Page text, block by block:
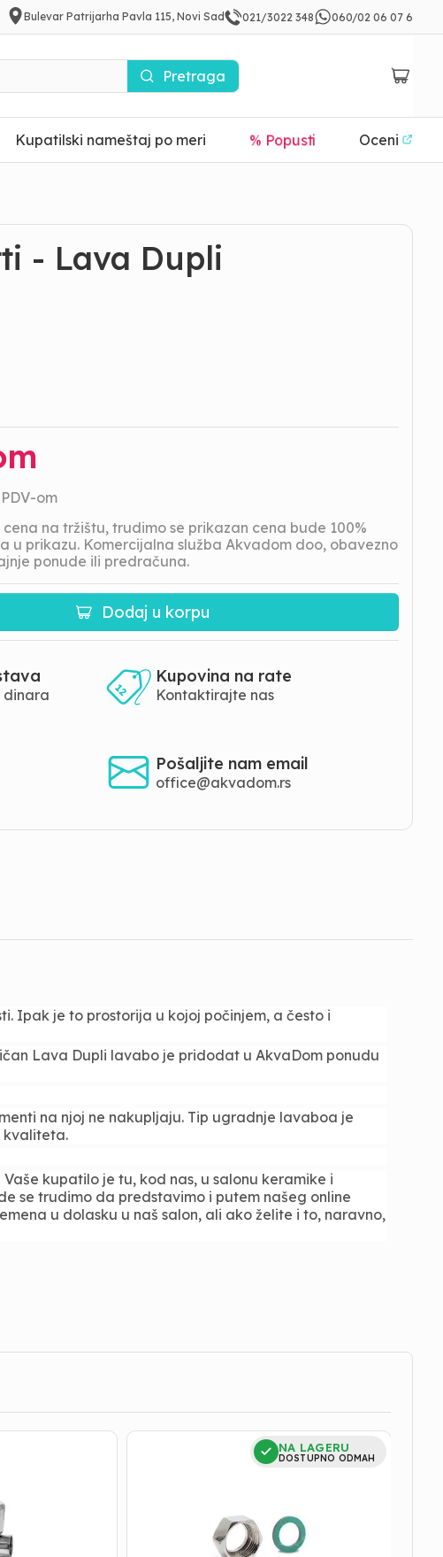
Bulevar Patrijarha Pavla 115, Novi Sad 021/3022 348 060/02 06 07 6
Pretraga
Kupatilski nameštaj po meri % Popusti Oceni
- Lava Dupli
om
na tržištu, trudimo se prikazan cena bude 100%
u prikazu. Komercijalna služba Akvadom doo, obavezno
ponude ili predračuna.
Dodaj u korpu
dinara
Kupovina na rate
Kontaktirajte nas
Pošaljite nam email
office@akvadom.rs
Ipak je to prostorija u kojoj počinjem, a često i
Lava Dupli lavabo je pridodat u AkvaDom ponudu
na njoj ne nakupljaju. Tip ugradnje lavaboa je
kvaliteta.
kupatilo je tu, kod nas, u salonu keramike i
se trudimo da predstavimo i putem našeg online
u dolasku u naš salon, ali ako želite i to, naravno,
HOLENDER
NA LAGERU
DOSTUPNO ODMAH